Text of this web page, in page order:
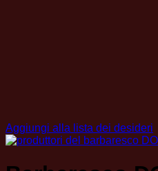
Aggiungi alla lista dei desideri